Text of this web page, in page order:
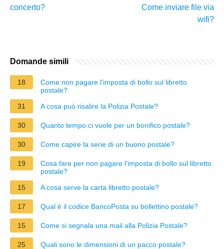
concerto?
Come inviare file via
wifi?
Domande simili
18
Come non pagare l'imposta di bollo sul libretto
postale?
31
A cosa può risalire la Polizia Postale?
30 Quanto tempo ci vuole per un bonifico postale?
30 Come capire la serie di un buono postale?
19
Cosa fare per non pagare l'imposta di bollo sul libretto
postale?
15
A cosa serve la carta libretto postale?
17 Qual è il codice BancoPosta su bollettino postale?
15 Come si segnala una mail alla Polizia Postale?
25 Quali sono le dimensioni di un pacco postale?